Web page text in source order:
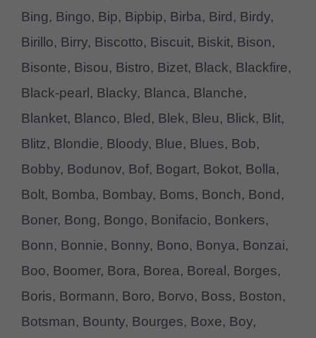
Bing, Bingo, Bip, Bipbip, Birba, Bird, Birdy,
Birillo, Birry, Biscotto, Biscuit, Biskit, Bison,
Bisonte, Bisou, Bistro, Bizet, Black, Blackfire,
Black-pearl, Blacky, Blanca, Blanche,
Blanket, Blanco, Bled, Blek, Bleu, Blick, Blit,
Blitz, Blondie, Bloody, Blue, Blues, Bob,
Bobby, Bodunov, Bof, Bogart, Bokot, Bolla,
Bolt, Bomba, Bombay, Boms, Bonch, Bond,
Boner, Bong, Bongo, Bonifacio, Bonkers,
Bonn, Bonnie, Bonny, Bono, Bonya, Bonzai,
Boo, Boomer, Bora, Borea, Boreal, Borges,
Boris, Bormann, Boro, Borvo, Boss, Boston,
Botsman, Bounty, Bourges, Boxe, Boy,